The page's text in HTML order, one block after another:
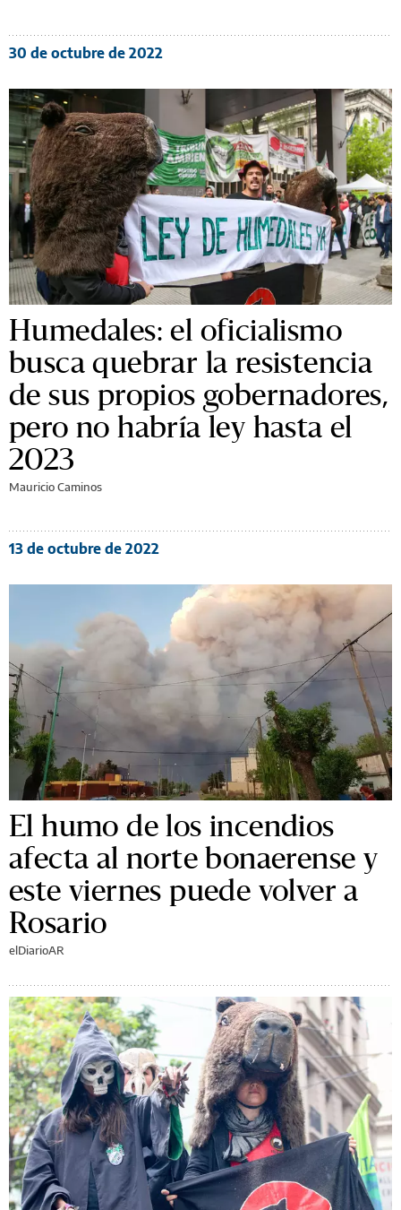
30 de octubre de 2022
Humedales: el oficialismo
busca quebrar la resistencia
de sus propios gobernadores,
pero no habría ley hasta el
2023
Mauricio Caminos
13 de octubre de 2022
El humo de los incendios
afecta al norte bonaerense y
este viernes puede volver a
Rosario
elDiarioAR